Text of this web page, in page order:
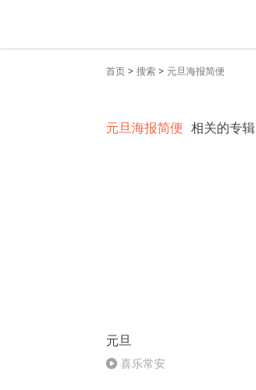
首页 > 搜索 > 元旦海报简便
元旦海报简便 相关的专辑
元旦
喜乐常安